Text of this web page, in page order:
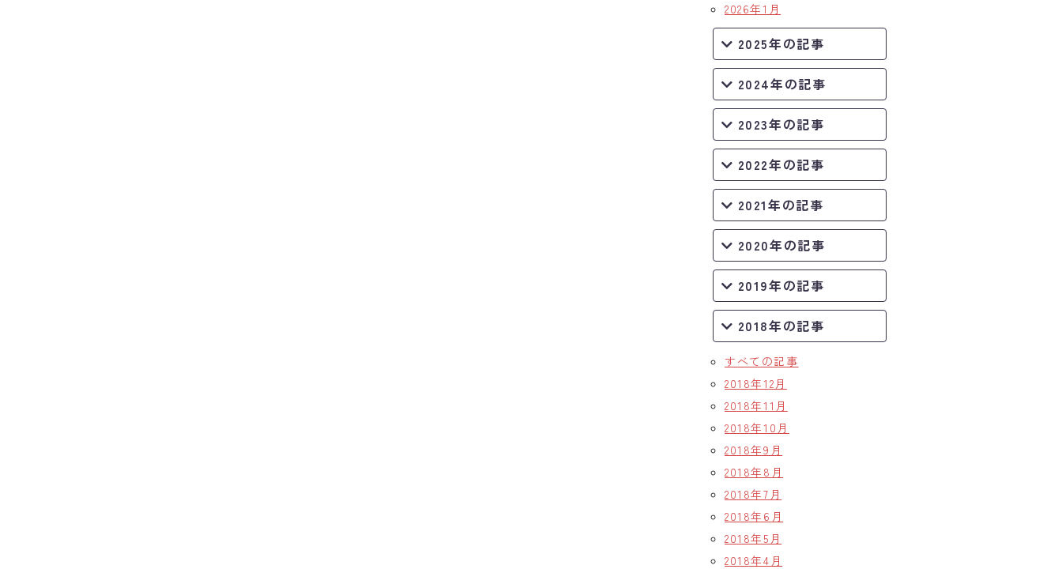
2026年1月
2025年の記事
2024年の記事
2023年の記事
2022年の記事
2021年の記事
2020年の記事
2019年の記事
2018年の記事
すべての記事
2018年12月
2018年11月
2018年10月
2018年9月
2018年8月
2018年7月
2018年6月
2018年5月
2018年4月